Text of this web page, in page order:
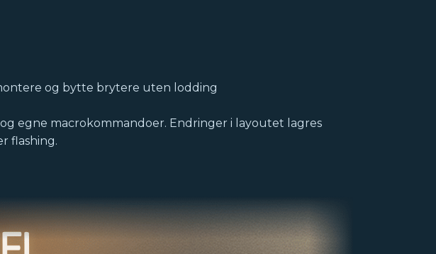
og bytte brytere uten lodding
egne macrokommandoer. Endringer i layoutet lagres
flashing.